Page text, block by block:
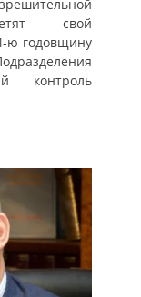
свой
ю годовщину
контроль